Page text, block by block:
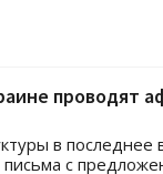
проводят
в последнее
с